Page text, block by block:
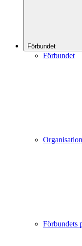
Förbundet
Förbundet
Förbundets